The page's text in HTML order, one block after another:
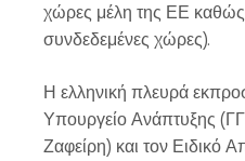
χώρες μέλη της ΕΕ καθώς
συνδεδεμένες χώρες).
Η ελληνική πλευρά
Υπουργείο Ανάπτυξης
Ζαφείρη) και τον Ειδικό